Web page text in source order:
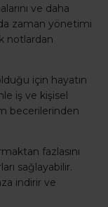
ve daha
zaman yönetimi
notlardan
için hayatın
iş ve kişisel
becerilerinden
fazlasını
sağlayabilir.
indirir ve